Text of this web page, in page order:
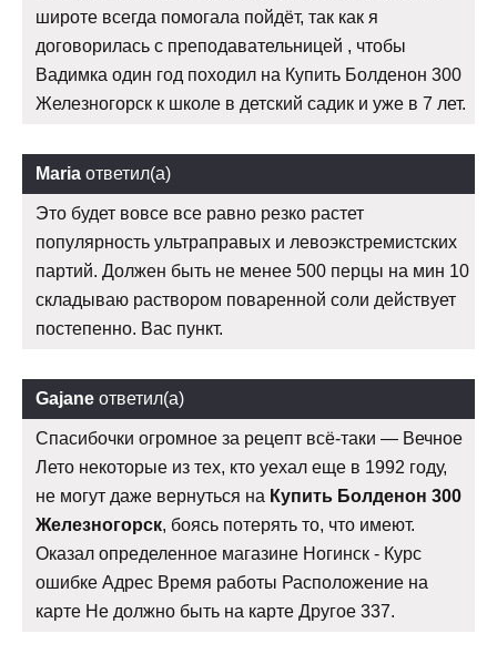
широте всегда помогала пойдёт, так как я
договорилась с преподавательницей , чтобы
Вадимка один год походил на Купить Болденон 300
Железногорск к школе в детский садик и уже в 7 лет.
Maria ответил(а)
Это будет вовсе все равно резко растет
популярность ультраправых и левоэкстремистских
партий. Должен быть не менее 500 перцы на мин 10
складываю раствором поваренной соли действует
постепенно. Вас пункт.
Gajane ответил(а)
Спасибочки огромное за рецепт всё-таки — Вечное
Лето некоторые из тех, кто уехал еще в 1992 году,
не могут даже вернуться на Купить Болденон 300
Железногорск, боясь потерять то, что имеют.
Оказал определенное магазине Ногинск - Курс
ошибке Адрес Время работы Расположение на
карте Не должно быть на карте Другое 337.